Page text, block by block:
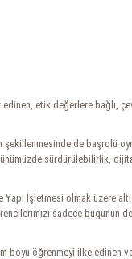
etik değerlere bağlı,
de başrolü
sürdürülebilirlik,
İşletmesi olmak üzere
sadece bugünün
boyu öğrenmeyi ilke edinen